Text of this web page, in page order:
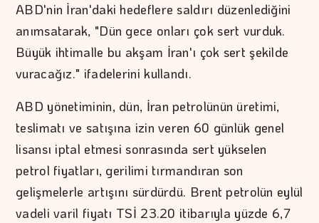
ABD'nin İran'daki hedeflere saldırı düzenlediğini
anımsatarak, "Dün gece onları çok sert vurduk.
Büyük ihtimalle bu akşam İran'ı çok sert şekilde
vuracağız." ifadelerini kullandı.
ABD yönetiminin, dün, İran petrolünün üretimi,
teslimatı ve satışına izin veren 60 günlük genel
lisansı iptal etmesi sonrasında sert yükselen
petrol fiyatları, gerilimi tırmandıran son
gelişmelerle artışını sürdürdü. Brent petrolün eylül
vadeli varil fiyatı TSİ 23.20 itibarıyla yüzde 6,7